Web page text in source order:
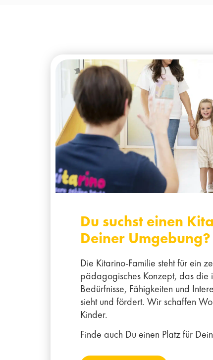
Du suchst einen
Deiner Umgebung?
Die Kitarino-Familie steht für ein
pädagogisches Konzept, das die
Bedürfnisse, Fähigkeiten und
sieht und fördert. Wir schaffen
Kinder.
Finde auch Du einen Platz für